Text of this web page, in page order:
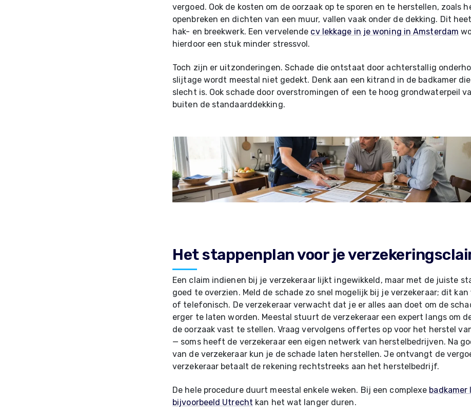
vergoed. Ook de kosten om de oorzaak op te sporen en te herstellen, zoals
openbreken en dichten van een muur, vallen vaak onder de dekking. Dit
hak- en breekwerk. Een vervelende cv lekkage in je woning in Amsterdam
hierdoor een stuk minder stressvol.
Toch zijn er uitzonderingen. Schade die ontstaat door achterstallig
slijtage wordt meestal niet gedekt. Denk aan een kitrand in de badkamer
slecht is. Ook schade door overstromingen of een te hoog grondwaterpeil
buiten de standaarddekking.
Het stappenplan voor je
Een claim indienen bij je verzekeraar lijkt ingewikkeld, maar met de juiste
goed te overzien. Meld de schade zo snel mogelijk bij je verzekeraar; dit kan
of telefonisch. De verzekeraar verwacht dat je er alles aan doet om de
erger te laten worden. Meestal stuurt de verzekeraar een expert langs om
de oorzaak vast te stellen. Vraag vervolgens offertes op voor het herstel
— soms heeft de verzekeraar een eigen netwerk van herstelbedrijven. Na
van de verzekeraar kun je de schade laten herstellen. Je ontvangt de
verzekeraar betaalt de rekening rechtstreeks aan het herstelbedrijf.
De hele procedure duurt meestal enkele weken. Bij een complexe badkamer
bijvoorbeeld Utrecht kan het wat langer duren.